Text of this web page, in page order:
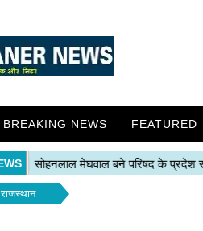
BREAKING NEWS FEATURED
राजस्थान